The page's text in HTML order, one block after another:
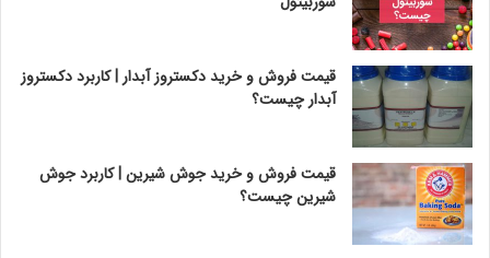
قیمت فروش و خرید دکستروز آبدار | کاربرد دکستروز
آبدار چیست؟
قیمت فروش و خرید جوش شیرین | کاربرد جوش
شیرین چیست؟